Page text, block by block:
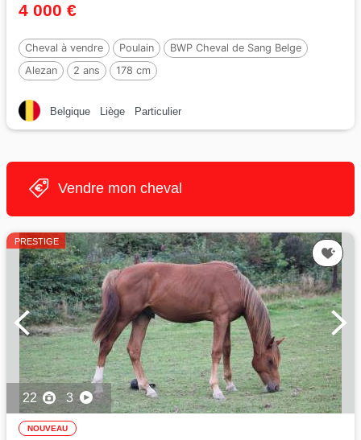
4 000 €
Cheval à vendre Poulain
BWP Cheval de Sang Belge
Alezan
2 ans 178 cm
Belgique Liège Particulier
Vendre mon cheval
PRESTIGE
22 3
NOUVEAU